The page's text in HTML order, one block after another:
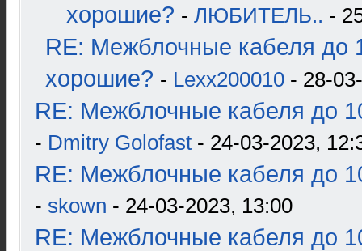
хорошие? - ЛЮБИТЕЛЬ.. -
RE: Межблочные кабеля до
хорошие? - Lexx200010 - 28-
RE: Межблочные кабеля до
- Dmitry Golofast - 24-03-2023,
RE: Межблочные кабеля до
- skown - 24-03-2023, 13:00
RE: Межблочные кабеля до